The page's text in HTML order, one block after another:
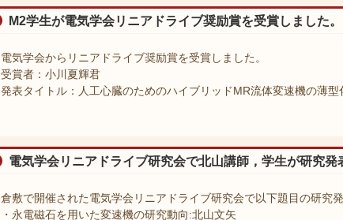
M2学生が電気学会リニアドライブ奨励賞を受賞しました。
電気学会からリニアドライブ奨励賞を受賞しました。
受賞者：小川夏輝君
発表タイトル：人工心臓のためのハイブリッドMR流体変速機の薄型
電気学会リニアドライブ研究会で北山講師，学生が研究発
倉敷で開催された電気学会リニアドライブ研究会で以下題目の研究発
・永電磁石を用いた変速機の研究動向:北山文矢